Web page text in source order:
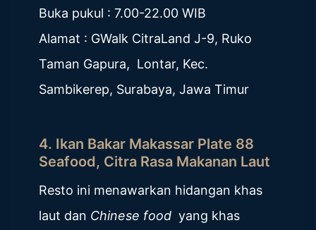
Buka pukul : 7.00-22.00 WIB
Alamat : GWalk CitraLand J-9, Ruko
Taman Gapura, Lontar, Kec.
Sambikerep, Surabaya, Jawa Timur
4. Ikan Bakar Makassar Plate 88
Seafood, Citra Rasa Makanan Laut
Resto ini menawarkan hidangan khas
laut dan Chinese food yang khas